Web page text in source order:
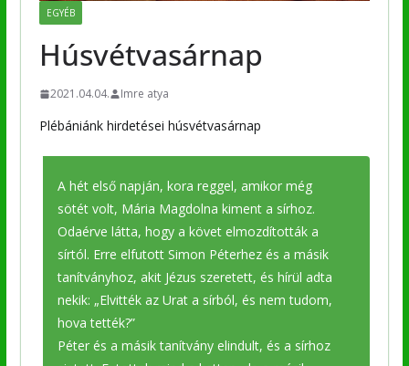
EGYÉB
Húsvétvasárnap
2021.04.04. Imre atya
Plébániánk hirdetései húsvétvasárnap
A hét első napján, kora reggel, amikor még
sötét volt, Mária Magdolna kiment a sírhoz.
Odaérve látta, hogy a követ elmozdították a
sírtól. Erre elfutott Simon Péterhez és a másik
tanítványhoz, akit Jézus szeretett, és hírül adta
nekik: „Elvitték az Urat a sírból, és nem tudom,
hova tették?”
Péter és a másik tanítvány elindult, és a sírhoz